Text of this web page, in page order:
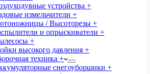
устройства +
измельчители +
/ Высоторезы +
и опрыскиватели +
+
высокого давления +
техника +
снегоуборщики +